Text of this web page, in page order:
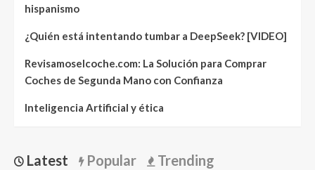
hispanismo
¿Quién está intentando tumbar a DeepSeek? [VIDEO]
Revisamoselcoche.com: La Solución para Comprar
Coches de Segunda Mano con Confianza
Inteligencia Artificial y ética
Latest Popular Trending